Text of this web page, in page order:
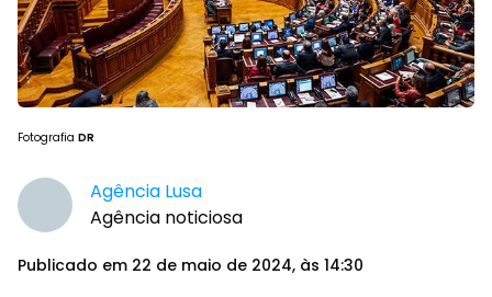
Fotografia DR
Agência Lusa
Agência noticiosa
Publicado em 22 de maio de 2024, às 14:30